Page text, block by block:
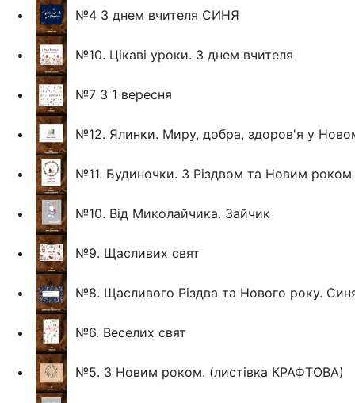
№4 З днем вчителя СИНЯ
№10. Цікаві уроки. З днем вчителя
№7 З 1 вересня
№12. Ялинки. Миру, добра, здоров'я у
№11. Будиночки. З Різдвом та Новим роком
№10. Від Миколайчика. Зайчик
№9. Щасливих свят
№8. Щасливого Різдва та Нового року.
№6. Веселих свят
№5. З Новим роком. (листівка КРАФТОВА)